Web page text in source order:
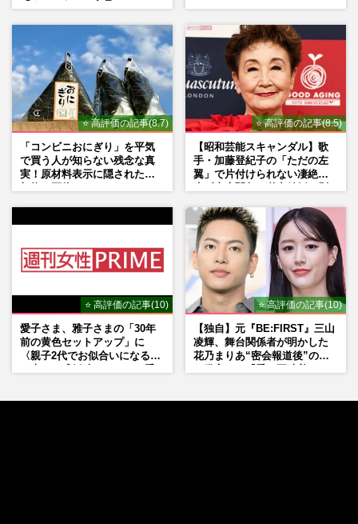
⭐ 高評価の記事(8.7)
「コンビニおにぎり」を平気
で買う人が知らない残念な真
実！原材料表示に隠された添
⭐ 高評価の記事(8.5)
【昭和芸能スキャンダル】歌
手・加藤登紀子の「ただの左
翼」で片付けられない凄絶半
⭐ 高評価の記事(10)
愛子さま、雅子さまの「30年
前の黄色セットアップ」に
〈親子2代でお似合いになる〉
⭐ 高評価の記事(10)
【独自】元『BE:FIRST』三山
凌輝、舞台関係者が明かした
花乃まりあ“密会報道後”の呆